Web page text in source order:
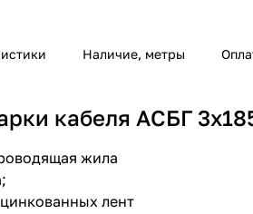
Наличие, метры
кабеля АСБГ
жила
лент